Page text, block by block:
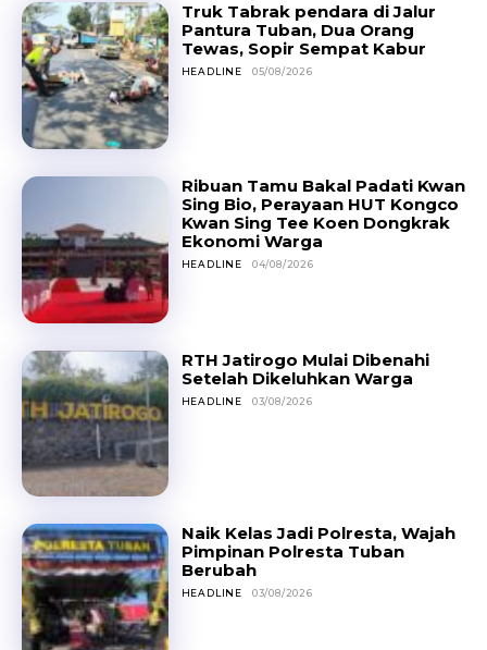
Truk Tabrak pendara di Jalur
Pantura Tuban, Dua Orang
Tewas, Sopir Sempat Kabur
HEADLINE 05/08/2026
Ribuan Tamu Bakal Padati Kwan
Sing Bio, Perayaan HUT Kongco
Kwan Sing Tee Koen Dongkrak
Ekonomi Warga
HEADLINE 04/08/2026
RTH Jatirogo Mulai Dibenahi
Setelah Dikeluhkan Warga
HEADLINE 03/08/2026
Naik Kelas Jadi Polresta, Wajah
Pimpinan Polresta Tuban
Berubah
HEADLINE 03/08/2026